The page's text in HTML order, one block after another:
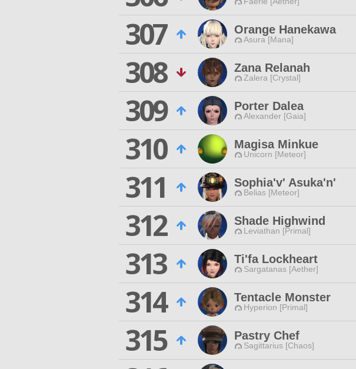
307
Orange Hanekawa
Asura [Mana]
308
Zana Relanah
Zalera [Crystal]
309
Porter Dalea
Alexander [Gaia]
310
Magisa Minkue
Unicorn [Meteor]
311
Sophia'v' Asuka'n'
Belias [Meteor]
312
Shade Highwind
Leviathan [Primal]
313
Ti'fa Lockheart
Sargatanas [Aether]
314
Tentacle Monster
Hyperion [Primal]
315
Pastry Chef
Sagittarius [Chaos]